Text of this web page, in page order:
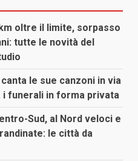
oltre il limite, sorpasso
tutte le novità del
le sue canzoni in via
i funerali in forma privata
Sud, al Nord veloci e
le città da